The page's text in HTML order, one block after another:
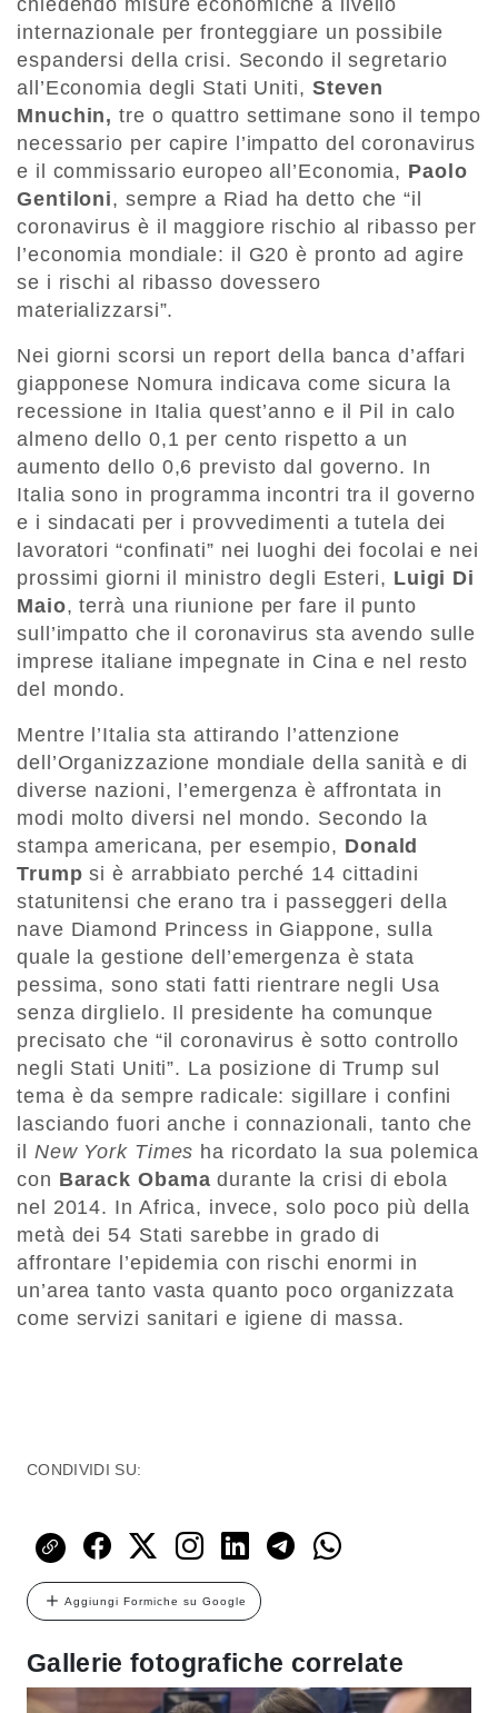
chiedendo misure economiche a livello
internazionale per fronteggiare un possibile
espandersi della crisi. Secondo il segretario
all’Economia degli Stati Uniti, Steven
Mnuchin, tre o quattro settimane sono il tempo
necessario per capire l’impatto del coronavirus
e il commissario europeo all’Economia, Paolo
Gentiloni, sempre a Riad ha detto che “il
coronavirus è il maggiore rischio al ribasso per
l’economia mondiale: il G20 è pronto ad agire
se i rischi al ribasso dovessero
materializzarsi”.
Nei giorni scorsi un report della banca d’affari
giapponese Nomura indicava come sicura la
recessione in Italia quest’anno e il Pil in calo
almeno dello 0,1 per cento rispetto a un
aumento dello 0,6 previsto dal governo. In
Italia sono in programma incontri tra il governo
e i sindacati per i provvedimenti a tutela dei
lavoratori “confinati” nei luoghi dei focolai e nei
prossimi giorni il ministro degli Esteri, Luigi Di
Maio, terrà una riunione per fare il punto
sull’impatto che il coronavirus sta avendo sulle
imprese italiane impegnate in Cina e nel resto
del mondo.
Mentre l’Italia sta attirando l’attenzione
dell’Organizzazione mondiale della sanità e di
diverse nazioni, l’emergenza è affrontata in
modi molto diversi nel mondo. Secondo la
stampa americana, per esempio, Donald
Trump si è arrabbiato perché 14 cittadini
statunitensi che erano tra i passeggeri della
nave Diamond Princess in Giappone, sulla
quale la gestione dell’emergenza è stata
pessima, sono stati fatti rientrare negli Usa
senza dirglielo. Il presidente ha comunque
precisato che “il coronavirus è sotto controllo
negli Stati Uniti”. La posizione di Trump sul
tema è da sempre radicale: sigillare i confini
lasciando fuori anche i connazionali, tanto che
il New York Times ha ricordato la sua polemica
con Barack Obama durante la crisi di ebola
nel 2014. In Africa, invece, solo poco più della
metà dei 54 Stati sarebbe in grado di
affrontare l’epidemia con rischi enormi in
un’area tanto vasta quanto poco organizzata
come servizi sanitari e igiene di massa.
CONDIVIDI SU:
Aggiungi Formiche su Google
Gallerie fotografiche correlate